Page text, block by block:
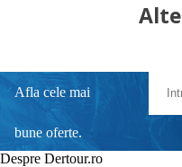
Alte
Afla cele mai
bune oferte.
Despre Dertour.ro